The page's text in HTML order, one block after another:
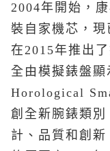
2004年開始，
裝自家機芯，
在2015年推出
全由模擬錶盤
Horological
創全新腕錶類
計、品質和創